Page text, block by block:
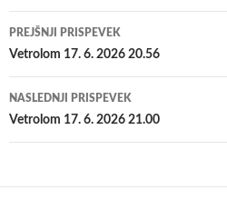
Krmarjenje
po
prispevkih
PREJŠNJI PRISPEVEK
Vetrolom 17. 6. 2026 20.56
NASLEDNJI PRISPEVEK
Vetrolom 17. 6. 2026 21.00